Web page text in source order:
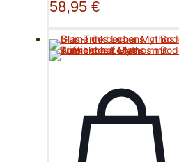
58,95 €